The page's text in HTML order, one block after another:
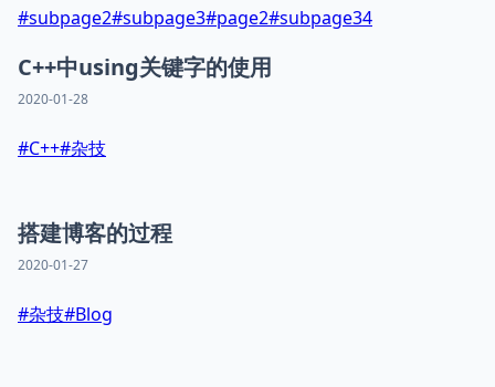
#subpage2#subpage3#page2#subpage34
C++中using关键字的使用
2020-01-28
#C++#杂技
搭建博客的过程
2020-01-27
#杂技#Blog